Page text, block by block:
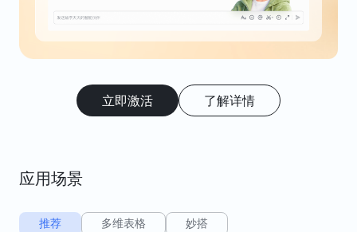
立即激活 了解详情
应用场景
推荐 多维表格 妙搭